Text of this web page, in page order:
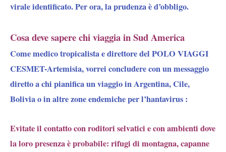
virale identificato. Per ora, la prudenza è d’obbligo.
Cosa deve sapere chi viaggia in Sud America
Come medico tropicalista e direttore del POLO VIAGGI
CESMET-Artemisia, vorrei concludere con un messaggio
diretto a chi pianifica un viaggio in Argentina, Cile,
Bolivia o in altre zone endemiche per l’hantavirus :
Evitate il contatto con roditori selvatici e con ambienti dove
la loro presenza è probabile: rifugi di montagna, capanne